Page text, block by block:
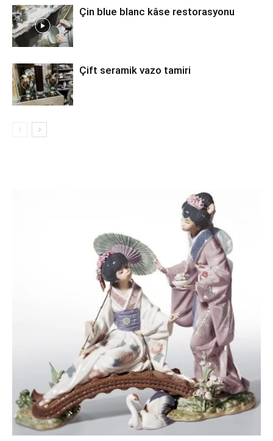
Çin blue blanc kâse restorasyonu
Çift seramik vazo tamiri